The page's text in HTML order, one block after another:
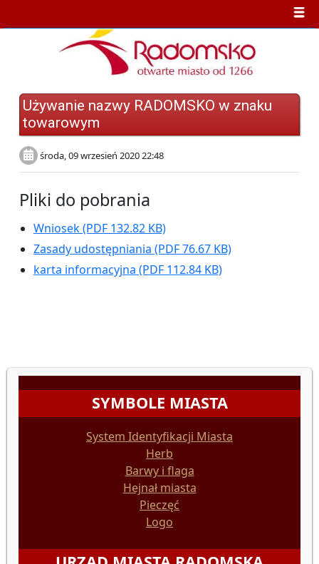
Używanie nazwy RADOMSKO w znaku
towarowym
środa, 09 wrzesień 2020 22:48
Pliki do pobrania
Wniosek(PDF 132.82 KB)
Zasady udostępniania (PDF 76.67 KB)
karta informacyjna (PDF 112.84 KB)
SYMBOLE MIASTA
System Identyfikacji Miasta
Herb
Barwy i flaga
Hejnał miasta
Pieczęć
Logo